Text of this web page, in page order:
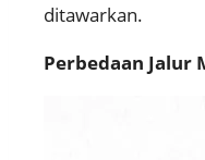
ditawarkan.
Perbedaan Jalur